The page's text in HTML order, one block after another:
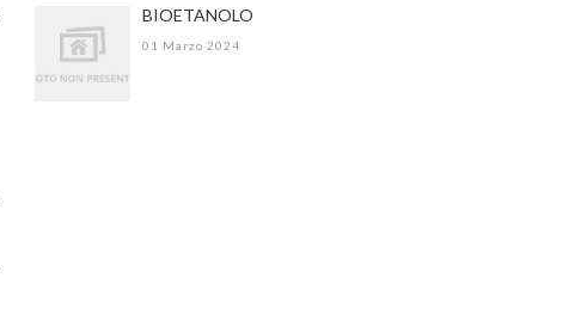
BIOETANOLO
01 Marzo 2024